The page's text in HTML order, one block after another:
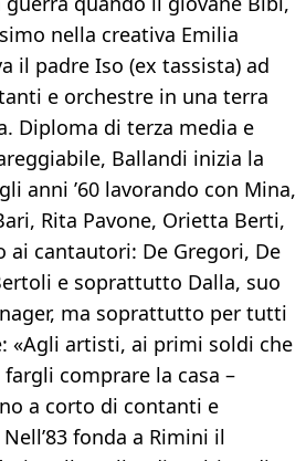
nella creativa Emilia
il padre Iso (ex tassista) ad
e orchestre in una terra
Diploma di terza media e
Ballandi inizia la
anni ’60 lavorando con Mina,
Rita Pavone, Orietta Berti,
ai cantautori: De Gregori, De
e soprattutto Dalla, suo
ma soprattutto per tutti
«Agli artisti, ai primi soldi che
comprare la casa –
a corto di contanti e
fonda a Rimini il